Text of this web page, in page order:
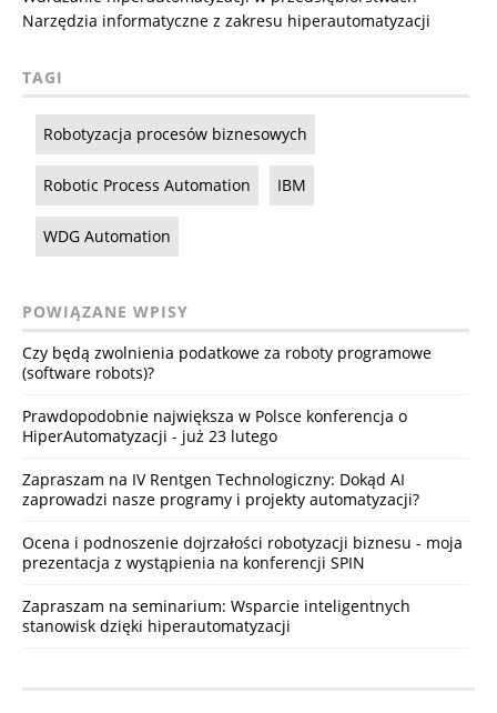
Narzędzia informatyczne z zakresu hiperautomatyzacji
TAGI
Robotyzacja procesów biznesowych
Robotic Process Automation IBM
WDG Automation
POWIĄZANE WPISY
Czy będą zwolnienia podatkowe za roboty programowe
(software robots)?
Prawdopodobnie największa w Polsce konferencja o
HiperAutomatyzacji - już 23 lutego
Zapraszam na IV Rentgen Technologiczny: Dokąd AI
zaprowadzi nasze programy i projekty automatyzacji?
Ocena i podnoszenie dojrzałości robotyzacji biznesu - moja
prezentacja z wystąpienia na konferencji SPIN
Zapraszam na seminarium: Wsparcie inteligentnych
stanowisk dzięki hiperautomatyzacji